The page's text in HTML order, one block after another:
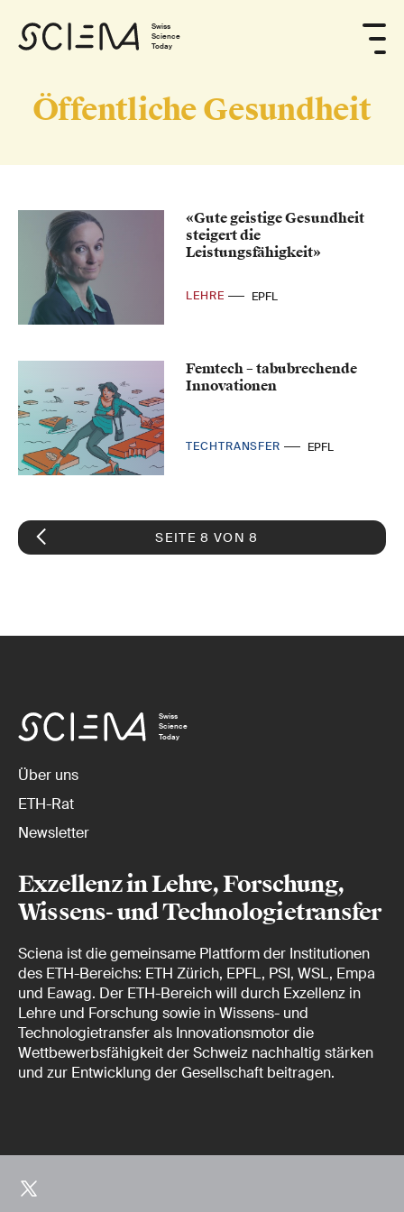
Swiss
Science
Today
Öffentliche Gesundheit
«Gute geistige Gesundheit
steigert die
Leistungsfähigkeit»
LEHRE EPFL
Femtech – tabubrechende
Innovationen
TECHTRANSFER EPFL
SEITE 8 VON 8
Swiss
Science
Today
Über uns
ETH-Rat
Newsletter
Exzellenz in Lehre, Forschung,
Wissens- und Technologietransfer
Sciena ist die gemeinsame Plattform der Institutionen
des ETH-Bereichs: ETH Zürich, EPFL, PSI, WSL, Empa
und Eawag. Der ETH-Bereich will durch Exzellenz in
Lehre und Forschung sowie in Wissens- und
Technologietransfer als Innovationsmotor die
Wettbewerbsfähigkeit der Schweiz nachhaltig stärken
und zur Entwicklung der Gesellschaft beitragen.